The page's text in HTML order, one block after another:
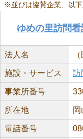
※並びは協賛企業、以下
ゆめの里訪問
法人名
施設・サービス 訪
事業所番号
所在地
電話番号